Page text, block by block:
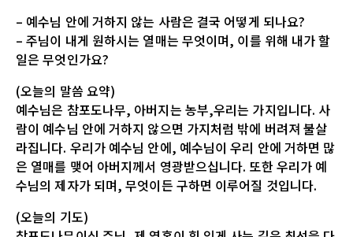
– 예수님 안에 거하지 않는 사람은 결국 어떻게 되나요?
– 주님이 내게 원하시는 열매는 무엇이며, 이를 위해 내가 할
일은 무엇인가요?
(오늘의 말씀 요약)
예수님은 참포도나무, 아버지는 농부,우리는 가지입니다. 사
람이 예수님 안에 거하지 않으면 가지처럼 밖에 버려져 불살
라집니다. 우리가 예수님 안에, 예수님이 우리 안에 거하면 많
은 열매를 맺어 아버지께서 영광받으십니다. 또한 우리가 예
수님의 제자가 되며, 무엇이든 구하면 이루어질 것입니다.
(오늘의 기도)